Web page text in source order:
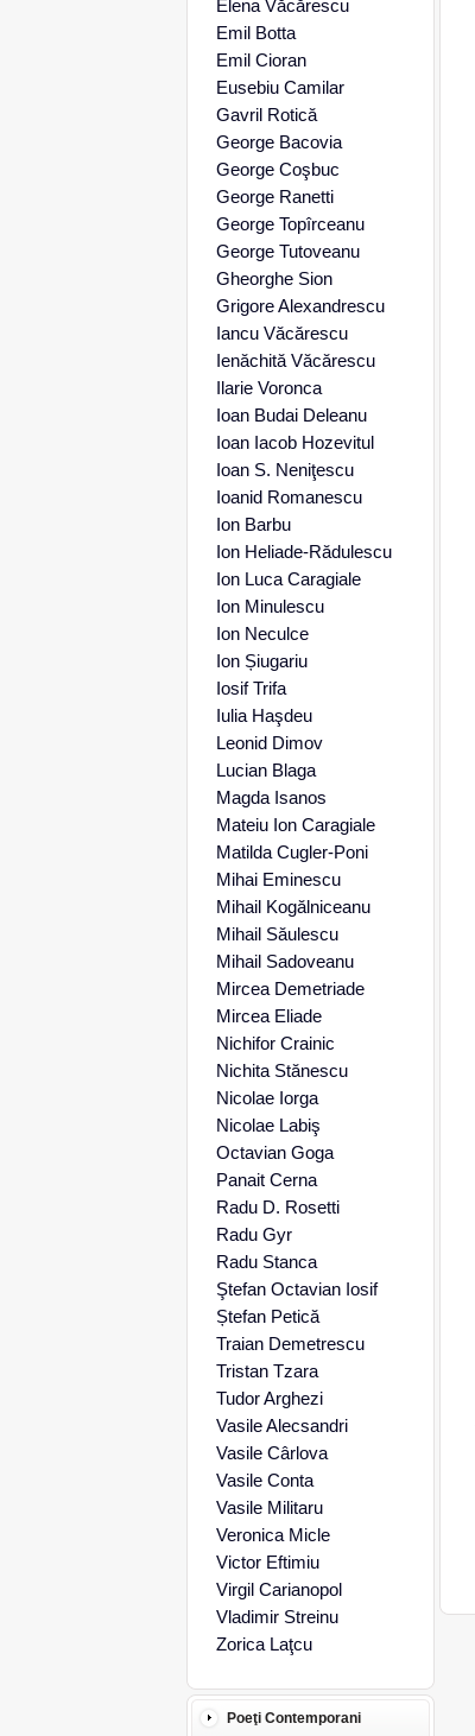
Elena Văcărescu
Emil Botta
Emil Cioran
Eusebiu Camilar
Gavril Rotică
George Bacovia
George Coşbuc
George Ranetti
George Topîrceanu
George Tutoveanu
Gheorghe Sion
Grigore Alexandrescu
Iancu Văcărescu
Ienăchită Văcărescu
Ilarie Voronca
Ioan Budai Deleanu
Ioan Iacob Hozevitul
Ioan S. Neniţescu
Ioanid Romanescu
Ion Barbu
Ion Heliade-Rădulescu
Ion Luca Caragiale
Ion Minulescu
Ion Neculce
Ion Șiugariu
Iosif Trifa
Iulia Haşdeu
Leonid Dimov
Lucian Blaga
Magda Isanos
Mateiu Ion Caragiale
Matilda Cugler-Poni
Mihai Eminescu
Mihail Kogălniceanu
Mihail Săulescu
Mihail Sadoveanu
Mircea Demetriade
Mircea Eliade
Nichifor Crainic
Nichita Stănescu
Nicolae Iorga
Nicolae Labiş
Octavian Goga
Panait Cerna
Radu D. Rosetti
Radu Gyr
Radu Stanca
Ştefan Octavian Iosif
Ștefan Petică
Traian Demetrescu
Tristan Tzara
Tudor Arghezi
Vasile Alecsandri
Vasile Cârlova
Vasile Conta
Vasile Militaru
Veronica Micle
Victor Eftimiu
Virgil Carianopol
Vladimir Streinu
Zorica Laţcu
Poeţi Contemporani